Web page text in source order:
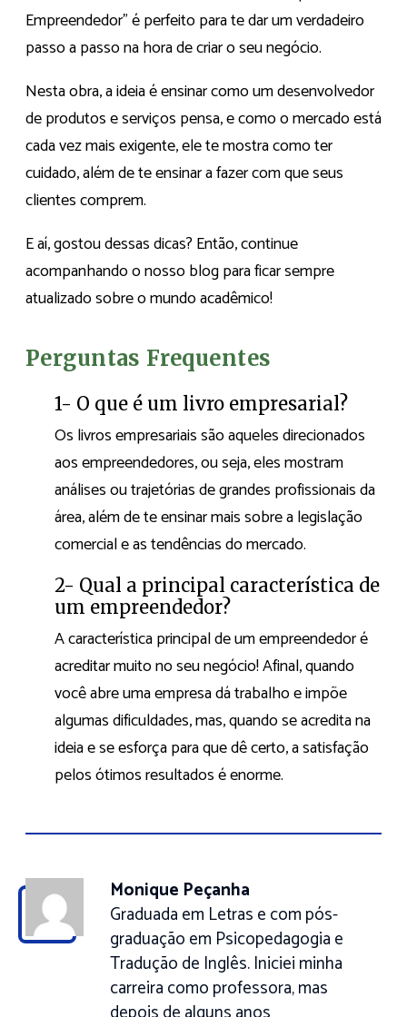
Empreendedor” é perfeito para te dar um verdadeiro
passo a passo na hora de criar o seu negócio.
Nesta obra, a ideia é ensinar como um desenvolvedor
de produtos e serviços pensa, e como o mercado está
cada vez mais exigente, ele te mostra como ter
cuidado, além de te ensinar a fazer com que seus
clientes comprem.
E aí, gostou dessas dicas? Então, continue
acompanhando o nosso blog para ficar sempre
atualizado sobre o mundo acadêmico!
Perguntas Frequentes
1- O que é um livro empresarial?
Os livros empresariais são aqueles direcionados
aos empreendedores, ou seja, eles mostram
análises ou trajetórias de grandes profissionais da
área, além de te ensinar mais sobre a legislação
comercial e as tendências do mercado.
2- Qual a principal característica de
um empreendedor?
A característica principal de um empreendedor é
acreditar muito no seu negócio! Afinal, quando
você abre uma empresa dá trabalho e impõe
algumas dificuldades, mas, quando se acredita na
ideia e se esforça para que dê certo, a satisfação
pelos ótimos resultados é enorme.
Monique Peçanha
Graduada em Letras e com pós-
graduação em Psicopedagogia e
Tradução de Inglês. Iniciei minha
carreira como professora, mas